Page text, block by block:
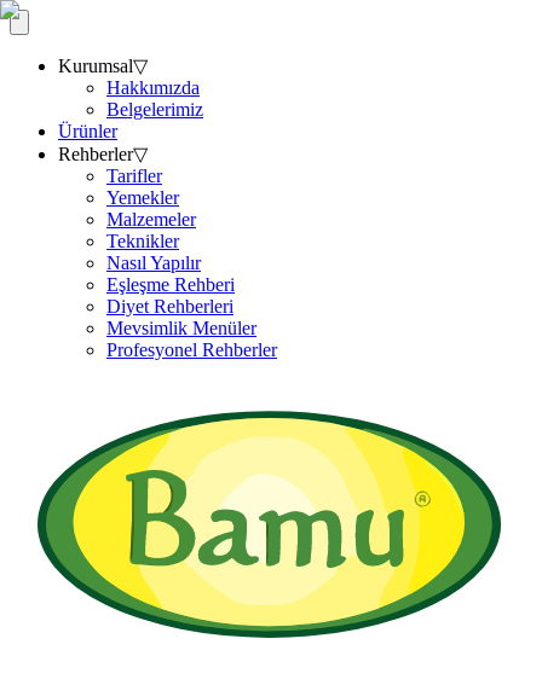
Kurumsal▽
Hakkımızda
Belgelerimiz
Ürünler
Rehberler▽
Tarifler
Yemekler
Malzemeler
Teknikler
Nasıl Yapılır
Eşleşme Rehberi
Diyet Rehberleri
Mevsimlik Menüler
Profesyonel Rehberler